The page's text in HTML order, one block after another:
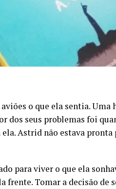
o que ela sentia.
dos seus problemas foi
Astrid não estava pronta
para viver o que ela
Tomar a decisão de